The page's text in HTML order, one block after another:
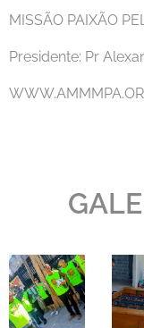
MISSÃO PAIXÃO
Presidente: Pr